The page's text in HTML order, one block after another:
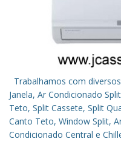
Trabalhamos com
Janela, Ar Condicionado
Teto, Split Cassete, Split
Canto Teto, Window Split,
Condicionado Central e